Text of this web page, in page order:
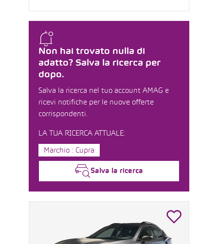
Non hai trovato nulla di
adatto? Salva la ricerca per
dopo.
Salva la ricerca nel tuo account AMAG e
ricevi notifiche per le nuove offerte
corrispondenti.
LA TUA RICERCA ATTUALE:
Marchio : Cupra
Salva la ricerca